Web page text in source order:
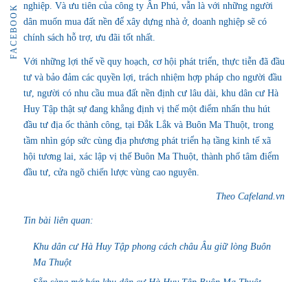
FACEBOOK
nghiệp. Và ưu tiên của công ty Ân Phú, vẫn là với những người
dân muốn mua đất nền để xây dựng nhà ở, doanh nghiệp sẽ có
chính sách hỗ trợ, ưu đãi tốt nhất.
Với những lợi thế về quy hoạch, cơ hội phát triển, thực tiễn đã đầu
tư và bảo đảm các quyền lợi, trách nhiệm hợp pháp cho người đầu
tư, người có nhu cầu mua đất nền định cư lâu dài, khu dân cư Hà
Huy Tậpthật sự đang khẳng định vị thế một điểm nhấn thu hút
đầu tư địa ốc thành công, tại Đắk Lắk và Buôn Ma Thuột, trong
tầm nhìn góp sức cùng địa phương phát triển hạ tầng kinh tế xã
hội tương lai, xác lập vị thế Buôn Ma Thuột, thành phố tâm điểm
đầu tư, cửa ngõ chiến lược vùng cao nguyên.
Theo Cafeland.vn
Tin bài liên quan:
Khu dân cư Hà Huy Tập phong cách châu Âu giữ lòng Buôn
Ma Thuột